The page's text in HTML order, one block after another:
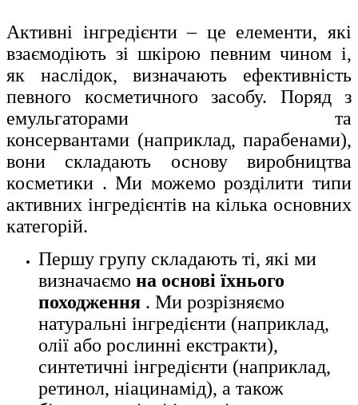
Активні інгредієнти – це елементи, які
взаємодіють зі шкірою певним чином і,
як наслідок, визначають ефективність
певного косметичного засобу. Поряд з
емульгаторами та
консервантами (наприклад, парабенами),
вони складають основу виробництва
косметики . Ми можемо розділити типи
активних інгредієнтів на кілька основних
категорій.
Першу групу складають ті, які ми
визначаємо на основі їхнього
походження . Ми розрізняємо
натуральні інгредієнти (наприклад,
олії або рослинні екстракти),
синтетичні інгредієнти (наприклад,
ретинол, ніацинамід), а також